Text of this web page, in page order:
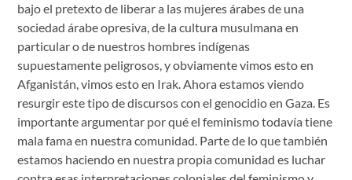
bajo el pretexto de liberar a las mujeres árabes de una
sociedad árabe opresiva, de la cultura musulmana en
particular o de nuestros hombres indígenas
supuestamente peligrosos, y obviamente vimos esto en
Afganistán, vimos esto en Irak. Ahora estamos viendo
resurgir este tipo de discursos con el genocidio en Gaza. Es
importante argumentar por qué el feminismo todavía tiene
mala fama en nuestra comunidad. Parte de lo que también
estamos haciendo en nuestra propia comunidad es luchar